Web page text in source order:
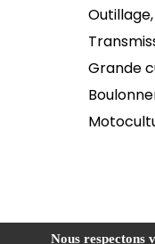
Grande
Nous respectons